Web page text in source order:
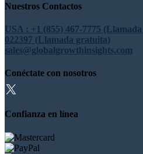
Nuestros Contactos
USA : +1 (855) 467-7775
022397 (Llamada gratuita)
sales@globalgrowthinsights.com
Conéctate con nosotros
Confianza en línea